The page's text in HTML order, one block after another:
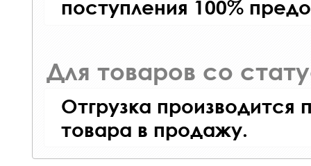
поступления 100%
Для товаров со
Отгрузка производится
товара в продажу.